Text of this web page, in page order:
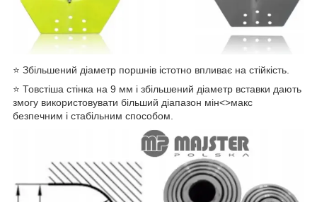
⭐ Збільшений діаметр поршнів істотно впливає на стійкість.
⭐ Товстіша стінка на 9 мм і збільшений діаметр вставки дають
змогу використовувати більший діапазон мін<>макс
безпечним і стабільним способом.